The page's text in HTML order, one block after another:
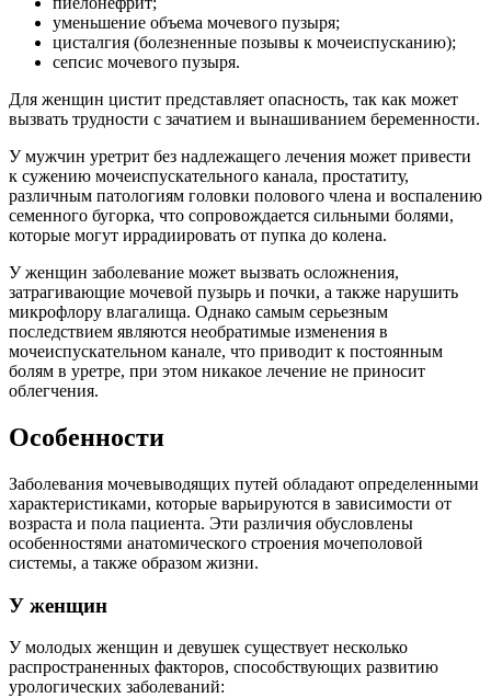
уменьшение объема мочевого пузыря;
цисталгия (болезненные позывы к мочеиспусканию);
сепсис мочевого пузыря.
Для женщин цистит представляет опасность, так как может
вызвать трудности с зачатием и вынашиванием беременности.
У мужчин уретрит без надлежащего лечения может привести
к сужению мочеиспускательного канала, простатиту,
различным патологиям головки полового члена и воспалению
семенного бугорка, что сопровождается сильными болями,
которые могут иррадиировать от пупка до колена.
У женщин заболевание может вызвать осложнения,
затрагивающие мочевой пузырь и почки, а также нарушить
микрофлору влагалища. Однако самым серьезным
последствием являются необратимые изменения в
мочеиспускательном канале, что приводит к постоянным
болям в уретре, при этом никакое лечение не приносит
облегчения.
Особенности
Заболевания мочевыводящих путей обладают определенными
характеристиками, которые варьируются в зависимости от
возраста и пола пациента. Эти различия обусловлены
особенностями анатомического строения мочеполовой
системы, а также образом жизни.
У женщин
У молодых женщин и девушек существует несколько
распространенных факторов, способствующих развитию
урологических заболеваний: